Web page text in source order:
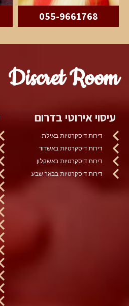
055-9661768
Discret Room
עיסוי אירוטי בדרום
דירות דיסקרטיות באילת
דירות דיסקרטיות באשדוד
דירות דיסקרטיות באשקלון
דירות דיסקרטיות בבאר שבע